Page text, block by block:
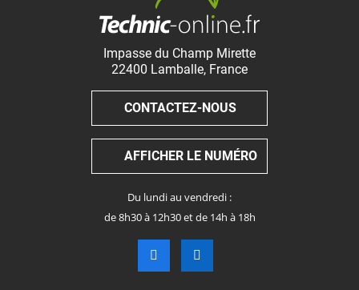
Impasse du Champ Mirette
22400 Lamballe, France
CONTACTEZ-NOUS
AFFICHER LE NUMÉRO
Du lundi au vendredi :
de 8h30 à 12h30 et de 14h à 18h